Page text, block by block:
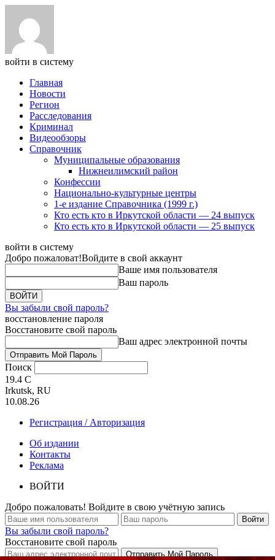
войти в систему
Главная
Новости
Регион
Расследования
Криминал
Видеообзоры
Справочник
Муниципальные образования
Нижнеилимский район
Конфессии
Национально-культурные центры
1-е издание Справочника (1999 г.)
Кто есть кто в Иркутской области — 24 выпуск
Кто есть кто в Иркутской области — 25 выпуск
войти в систему
Добро пожаловат!Войдите в свой аккаунт
Ваше имя пользователя
Ваш пароль
Вы забыли свой пароль?
восстановление пароля
Восстановите свой пароль
Ваш адрес электронной почты
Поиск
19.4 C
Irkutsk, RU
10.08.26
Регистрация / Авторизация
Об издании
Контакты
Реклама
ВОЙТИ
Добро пожаловать! Войдите в свою учётную запись
Вы забыли свой пароль?
Восстановите свой пароль